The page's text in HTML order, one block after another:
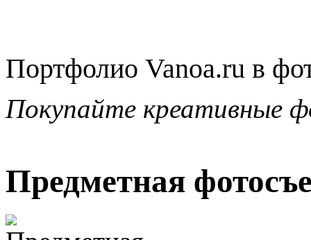
Портфолио Vanoa.ru в
Покупайте креативные
Предметная